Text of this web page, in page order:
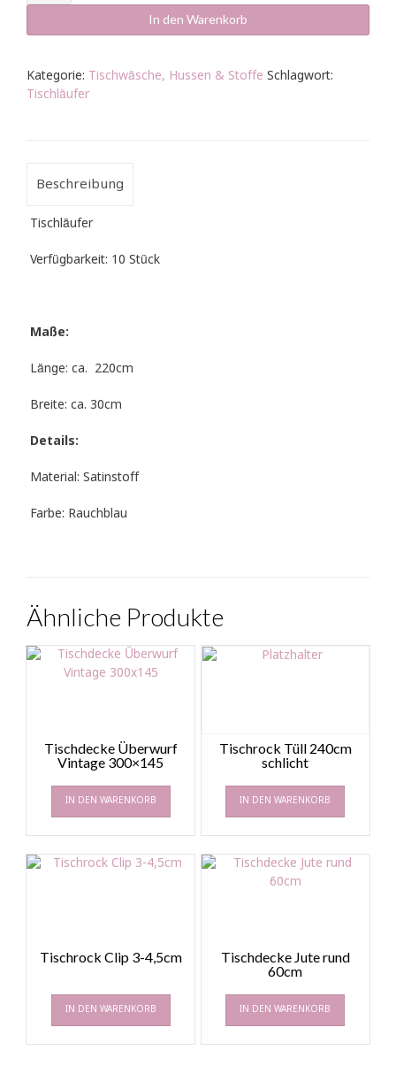
Menge
In den Warenkorb
Kategorie: Tischwäsche, Hussen & Stoffe Schlagwort:
Tischläufer
Beschreibung
Tischläufer
Verfügbarkeit: 10 Stück
Maße:
Länge: ca. 220cm
Breite: ca. 30cm
Details:
Material: Satinstoff
Farbe: Rauchblau
Ähnliche Produkte
Tischdecke Überwurf
Vintage 300×145
IN DEN WARENKORB
Tischrock Tüll 240cm
schlicht
IN DEN WARENKORB
Tischrock Clip 3-4,5cm
IN DEN WARENKORB
Tischdecke Jute rund
60cm
IN DEN WARENKORB